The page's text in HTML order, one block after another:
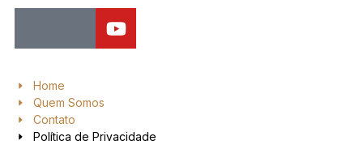
Home
Quem Somos
Contato
Política de Privacidade